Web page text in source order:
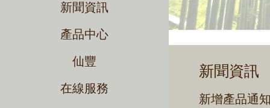
新聞資訊
產品中心
仙豐
在線服務
新聞資訊
新增產品通